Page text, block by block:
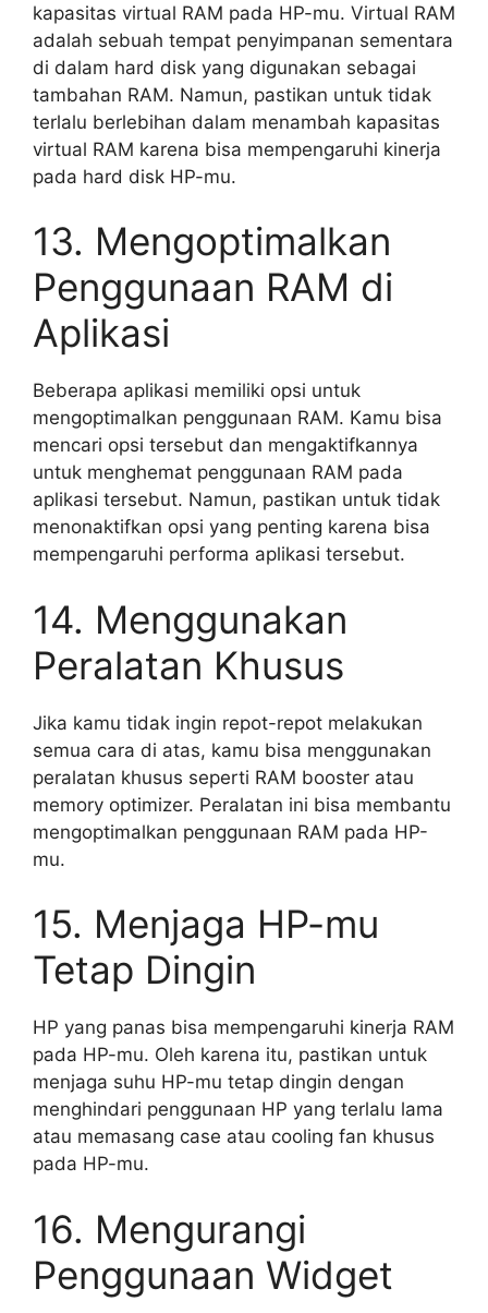
kapasitas virtual RAM pada HP-mu. Virtual RAM
adalah sebuah tempat penyimpanan sementara
di dalam hard disk yang digunakan sebagai
tambahan RAM. Namun, pastikan untuk tidak
terlalu berlebihan dalam menambah kapasitas
virtual RAM karena bisa mempengaruhi kinerja
pada hard disk HP-mu.
13. Mengoptimalkan
Penggunaan RAM di
Aplikasi
Beberapa aplikasi memiliki opsi untuk
mengoptimalkan penggunaan RAM. Kamu bisa
mencari opsi tersebut dan mengaktifkannya
untuk menghemat penggunaan RAM pada
aplikasi tersebut. Namun, pastikan untuk tidak
menonaktifkan opsi yang penting karena bisa
mempengaruhi performa aplikasi tersebut.
14. Menggunakan
Peralatan Khusus
Jika kamu tidak ingin repot-repot melakukan
semua cara di atas, kamu bisa menggunakan
peralatan khusus seperti RAM booster atau
memory optimizer. Peralatan ini bisa membantu
mengoptimalkan penggunaan RAM pada HP-
mu.
15. Menjaga HP-mu
Tetap Dingin
HP yang panas bisa mempengaruhi kinerja RAM
pada HP-mu. Oleh karena itu, pastikan untuk
menjaga suhu HP-mu tetap dingin dengan
menghindari penggunaan HP yang terlalu lama
atau memasang case atau cooling fan khusus
pada HP-mu.
16. Mengurangi
Penggunaan Widget